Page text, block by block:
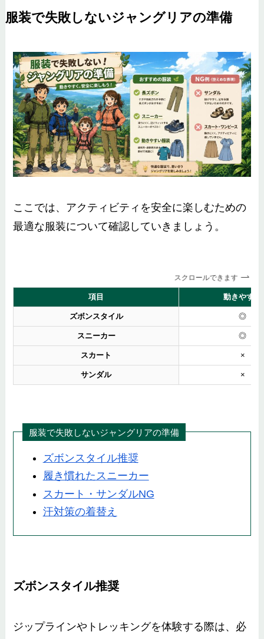
服装で失敗しないジャングリアの準備
ここでは、アクティビティを安全に楽しむための
最適な服装について確認していきましょう。
スクロールできます
項目 動きやすさ
ズボンスタイル ◎
スニーカー ◎
スカート ×
サンダル ×
服装で失敗しないジャングリアの準備
ズボンスタイル推奨
履き慣れたスニーカー
スカート・サンダルNG
汗対策の着替え
ズボンスタイル推奨
ジップラインやトレッキングを体験する際は、必